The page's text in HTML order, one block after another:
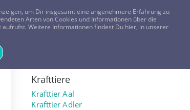
FRAGEN? KOSTENLOS ANRUFEN: 0800-8478266
Magazin ANMELDEN REGISTRIEREN
Krafttiere
Krafttier Aal
Krafttier Adler
um Dir insgesamt eine angenehmere Erfahrung zu
Arten von Cookies und Informationen über die
Weitere Informationen findest Du hier, in unserer